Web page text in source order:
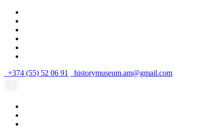
+374 (55) 52 06 91 historymuseum.am@gmail.com